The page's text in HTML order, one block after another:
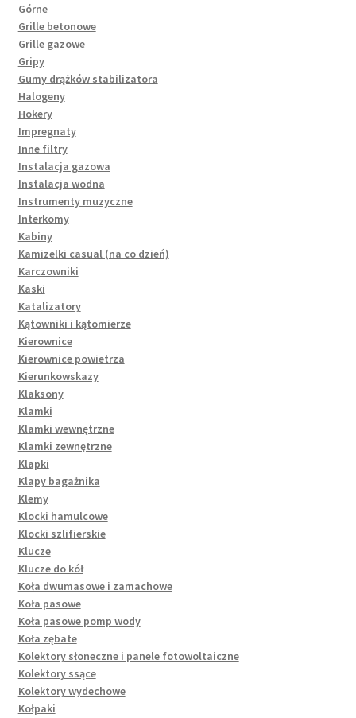
Górne
Grille betonowe
Grille gazowe
Gripy
Gumy drążków stabilizatora
Halogeny
Hokery
Impregnaty
Inne filtry
Instalacja gazowa
Instalacja wodna
Instrumenty muzyczne
Interkomy
Kabiny
Kamizelki casual (na co dzień)
Karczowniki
Kaski
Katalizatory
Kątowniki i kątomierze
Kierownice
Kierownice powietrza
Kierunkowskazy
Klaksony
Klamki
Klamki wewnętrzne
Klamki zewnętrzne
Klapki
Klapy bagażnika
Klemy
Klocki hamulcowe
Klocki szlifierskie
Klucze
Klucze do kół
Koła dwumasowe i zamachowe
Koła pasowe
Koła pasowe pomp wody
Koła zębate
Kolektory słoneczne i panele fotowoltaiczne
Kolektory ssące
Kolektory wydechowe
Kołpaki